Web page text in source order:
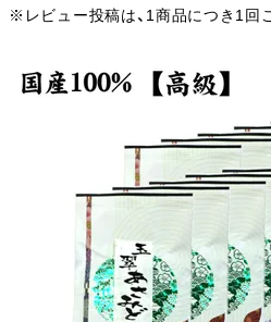
※レビュー投稿は、1商品につき1回